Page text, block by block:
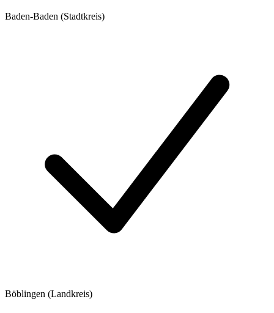
Baden-Baden (Stadtkreis)
Böblingen (Landkreis)